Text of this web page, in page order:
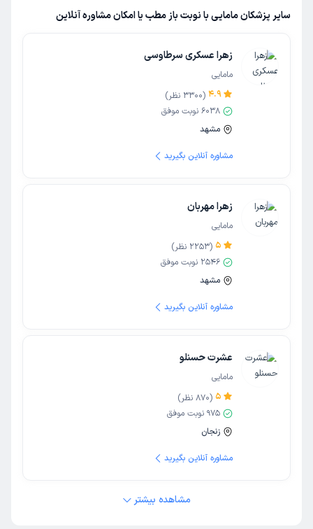
سایر پزشکان مامایی با نوبت باز مطب یا امکان مشاوره آنلاین
زهرا عسکری سرطاوسی
مامایی
4.9
(
3300 نظر)
6038 نوبت موفق
مشهد
مشاوره آنلاین بگیرید
زهرا مهربان
مامایی
5
(
2253 نظر)
2546 نوبت موفق
مشهد
مشاوره آنلاین بگیرید
عشرت حسنلو
مامایی
5
(
870 نظر)
975 نوبت موفق
زنجان
مشاوره آنلاین بگیرید
مشاهده بیشتر